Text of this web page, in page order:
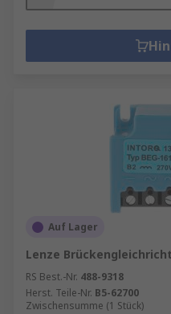
Auf Lager
Lenze
RS Best.-Nr. 488-9318
Herst. Teile-Nr. B5-62700
Zwischensumme (1 Stück)